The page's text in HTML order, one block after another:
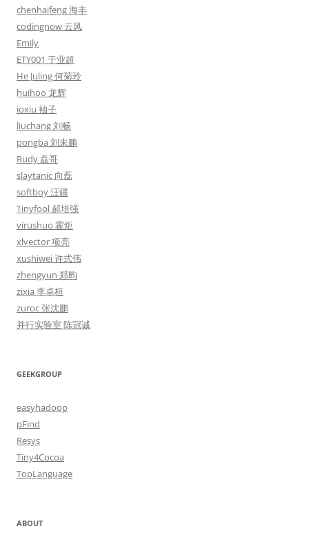
chenhaifeng 海丰
codingnow 云风
Emily
ETY001 于业超
He Juling 何菊玲
huihoo 龙辉
ioxiu 袖子
liuchang 刘畅
pongba 刘未鹏
Rudy 磊哥
slaytanic 向磊
softboy 汪疆
Tinyfool 郝培强
virushuo 霍炬
xlvector 项亮
xushiwei 许式伟
zhengyun 郑昀
zixia 李卓桓
zuroc 张沈鹏
并行实验室 陈冠诚
GEEKGROUP
easyhadoop
pFind
Resys
Tiny4Cocoa
TopLanguage
ABOUT